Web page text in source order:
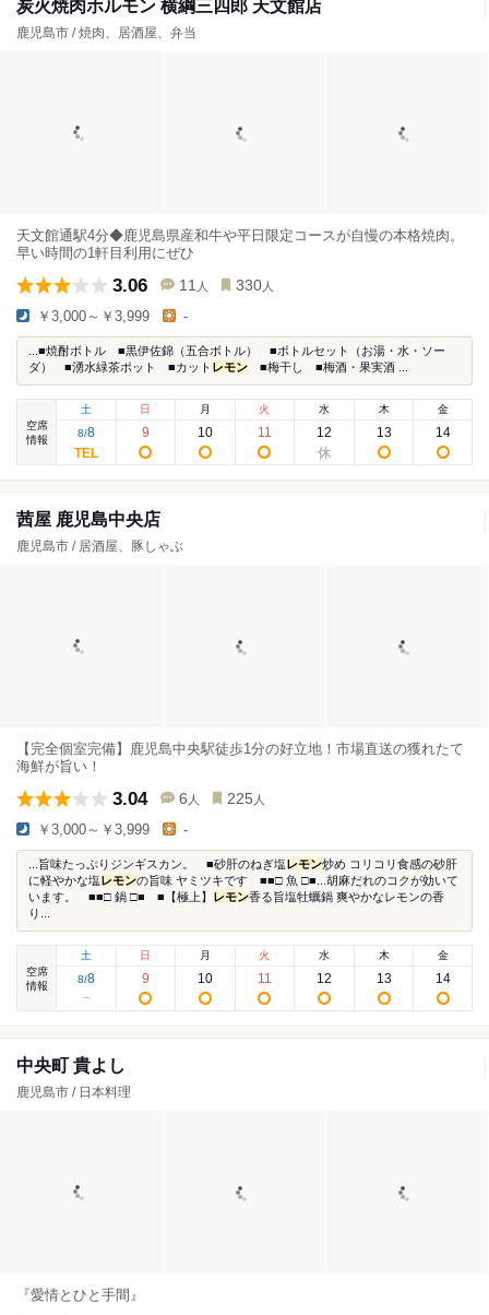
炭火焼肉ホルモン 横綱三四郎 天文館店
鹿児島市 / 焼肉、居酒屋、弁当
天文館通駅4分◆鹿児島県産和牛や平日限定コースが自慢の本格焼肉。
早い時間の1軒目利用にぜひ
3.06 11 人 330 人
￥3,000～￥3,999 -
...■焼酎ボトル ■黒伊佐錦（五合ボトル） ■ボトルセット（お湯・水・ソー
ダ） ■湧水緑茶ポット ■カット レモン ■梅干し ■梅酒・果実酒 ...
空席
情報
土
8/8
日
9
月
10
火
11
水
12
木
13
金
14
茜屋 鹿児島中央店
鹿児島市 / 居酒屋、豚しゃぶ
【完全個室完備】鹿児島中央駅徒歩1分の好立地！市場直送の獲れたて
海鮮が旨い！
3.04 6 人 225 人
￥3,000～￥3,999 -
...旨味たっぷりジンギスカン。 ■砂肝のねぎ塩 レモン炒め コリコリ食感の砂肝
に軽やかな塩 レモンの旨味 ヤミツキです ■■□ 魚 □■...胡麻だれのコクが効いて
います。 ■■□ 鍋 □■ ■【極上】
レモン香る旨塩牡蠣鍋 爽やかなレモンの香
り...
空席
情報
土
8/8
日
9
月
10
火
11
水
12
木
13
金
14
中央町 貴よし
鹿児島市 / 日本料理
『愛情とひと手間』